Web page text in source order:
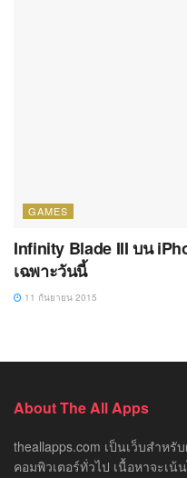
GAMES
Infinity Blade III บน
เฉพาะวันนี้
11 กันยายน 2015
About The All Apps
theallapps.com เป็นเว็บสำห
คอมพิวเตอร์ทั่วไป เนื้อหาจะเ